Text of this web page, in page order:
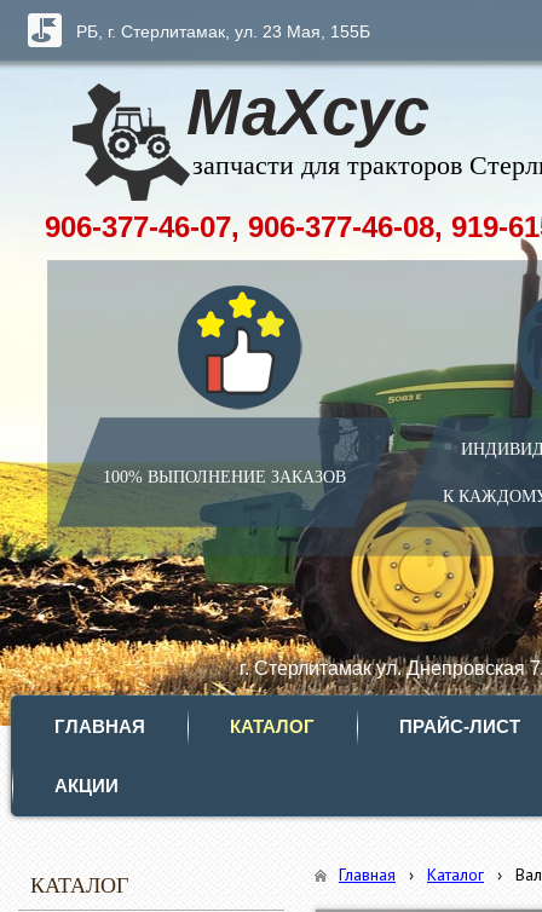
МаХсус
запчасти для тракторов
100% ВЫПОЛНЕНИЕ ЗАКАЗОВ
К
РБ, г. Стерлитамак, ул. 23 Мая, 155Б
г. Стерлитамак ул. Днепровская
906-377-46-07, 906-377-46-08, 919-
ГЛАВНАЯ КАТАЛОГ ПРАЙС-ЛИСТ
АКЦИИ
КАТАЛОГ Главная › Каталог ›